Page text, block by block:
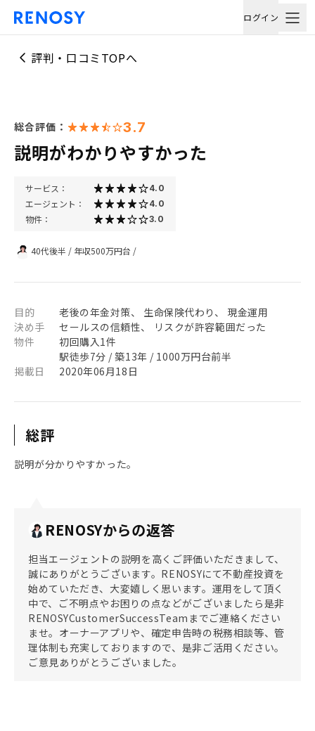
ログイン
評判・口コミTOPへ
総合評価： 3.7
説明がわかりやすかった
サービス： 4.0
エージェント： 4.0
物件： 3.0
40代後半 / 年収500万円台 /
目的
老後の年金対策、 生命保険代わり、 現金運用
決め手
セールスの信頼性、 リスクが許容範囲だった
物件
初回購入1件
駅徒歩7分 / 築13年 / 1000万円台前半
掲載日
2020年06月18日
総評
説明が分かりやすかった。
RENOSYからの返答
担当エージェントの説明を高くご評価いただきまして、
誠にありがとうございます。RENOSYにて不動産投資を
始めていただき、大変嬉しく思います。運用をして頂く
中で、ご不明点やお困りの点などがございましたら是非
RENOSYCustomerSuccessTeamまでご連絡ください
ませ。オーナーアプリや、確定申告時の税務相談等、管
理体制も充実しておりますので、是非ご活用ください。
ご意見ありがとうございました。